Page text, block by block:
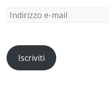
Iscriviti